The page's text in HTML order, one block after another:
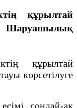
құрылтай
құрылтай
көрсетiлуге
сондай-ақ